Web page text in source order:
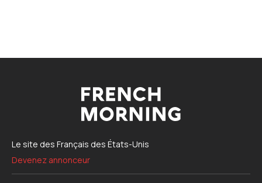
Le site des Français des États-Unis
Devenez annonceur